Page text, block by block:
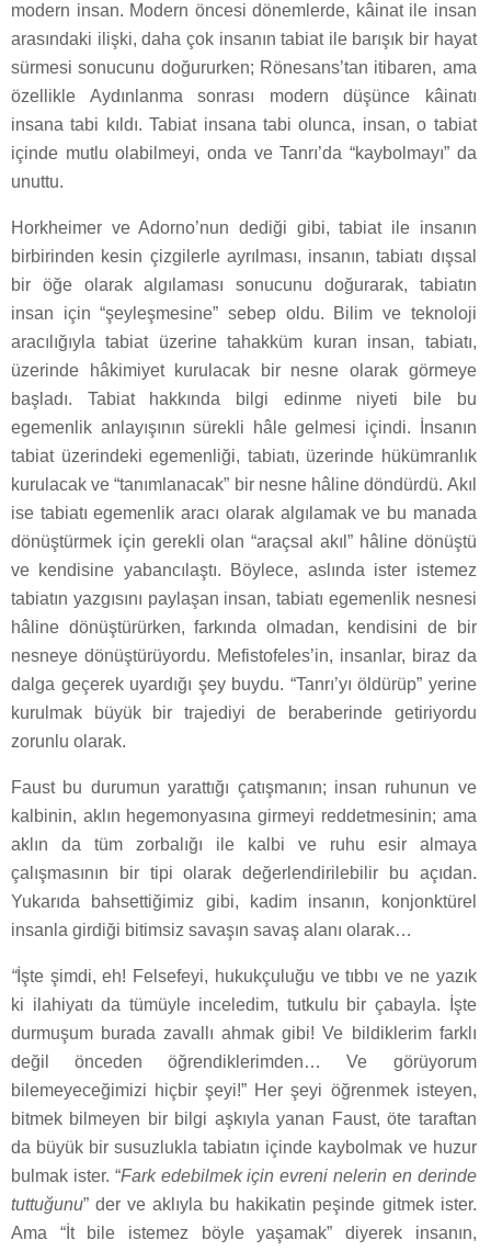
modern insan. Modern öncesi dönemlerde, kâinat ile insan
arasındaki ilişki, daha çok insanın tabiat ile barışık bir hayat
sürmesi sonucunu doğururken; Rönesans’tan itibaren, ama
özellikle Aydınlanma sonrası modern düşünce kâinatı
insana tabi kıldı. Tabiat insana tabi olunca, insan, o tabiat
içinde mutlu olabilmeyi, onda ve Tanrı’da “kaybolmayı” da
unuttu.
Horkheimer ve Adorno’nun dediği gibi, tabiat ile insanın
birbirinden kesin çizgilerle ayrılması, insanın, tabiatı dışsal
bir öğe olarak algılaması sonucunu doğurarak, tabiatın
insan için “şeyleşmesine” sebep oldu. Bilim ve teknoloji
aracılığıyla tabiat üzerine tahakküm kuran insan, tabiatı,
üzerinde hâkimiyet kurulacak bir nesne olarak görmeye
başladı. Tabiat hakkında bilgi edinme niyeti bile bu
egemenlik anlayışının sürekli hâle gelmesi içindi. İnsanın
tabiat üzerindeki egemenliği, tabiatı, üzerinde hükümranlık
kurulacak ve “tanımlanacak” bir nesne hâline döndürdü. Akıl
ise tabiatı egemenlik aracı olarak algılamak ve bu manada
dönüştürmek için gerekli olan “araçsal akıl” hâline dönüştü
ve kendisine yabancılaştı. Böylece, aslında ister istemez
tabiatın yazgısını paylaşan insan, tabiatı egemenlik nesnesi
hâline dönüştürürken, farkında olmadan, kendisini de bir
nesneye dönüştürüyordu. Mefistofeles’in, insanlar, biraz da
dalga geçerek uyardığı şey buydu. “Tanrı’yı öldürüp” yerine
kurulmak büyük bir trajediyi de beraberinde getiriyordu
zorunlu olarak.
Faust bu durumun yarattığı çatışmanın; insan ruhunun ve
kalbinin, aklın hegemonyasına girmeyi reddetmesinin; ama
aklın da tüm zorbalığı ile kalbi ve ruhu esir almaya
çalışmasının bir tipi olarak değerlendirilebilir bu açıdan.
Yukarıda bahsettiğimiz gibi, kadim insanın, konjonktürel
insanla girdiği bitimsiz savaşın savaş alanı olarak…
“İşte şimdi, eh! Felsefeyi, hukukçuluğu ve tıbbı ve ne yazık
ki ilahiyatı da tümüyle inceledim, tutkulu bir çabayla. İşte
durmuşum burada zavallı ahmak gibi! Ve bildiklerim farklı
değil önceden öğrendiklerimden… Ve görüyorum
bilemeyeceğimizi hiçbir şeyi!” Her şeyi öğrenmek isteyen,
bitmek bilmeyen bir bilgi aşkıyla yanan Faust, öte taraftan
da büyük bir susuzlukla tabiatın içinde kaybolmak ve huzur
bulmak ister. “Fark edebilmek için evreni nelerin en derinde
tuttuğunu” der ve aklıyla bu hakikatin peşinde gitmek ister.
Ama “İt bile istemez böyle yaşamak” diyerek insanın,